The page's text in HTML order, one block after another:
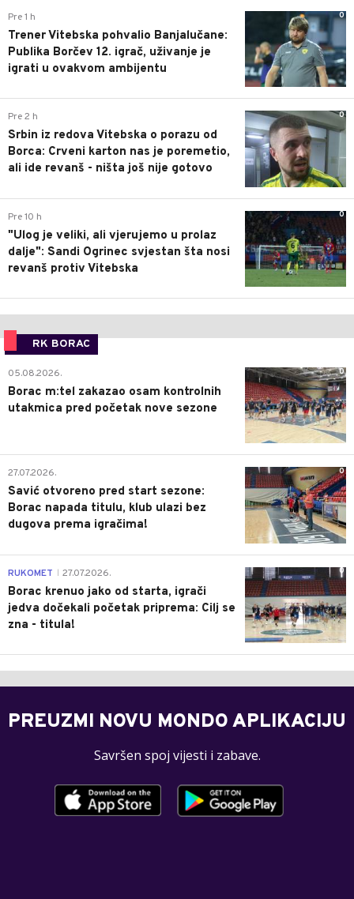
0
Pre 1 h
Trener Vitebska pohvalio Banjalučane:
Publika Borčev 12. igrač, uživanje je
igrati u ovakvom ambijentu
0
Pre 2 h
Srbin iz redova Vitebska o porazu od
Borca: Crveni karton nas je poremetio,
ali ide revanš - ništa još nije gotovo
0
Pre 10 h
"Ulog je veliki, ali vjerujemo u prolaz
dalje": Sandi Ogrinec svjestan šta nosi
revanš protiv Vitebska
RK BORAC
0
05.08.2026.
Borac m:tel zakazao osam kontrolnih
utakmica pred početak nove sezone
0
27.07.2026.
Savić otvoreno pred start sezone:
Borac napada titulu, klub ulazi bez
dugova prema igračima!
0
RUKOMET 27.07.2026.
Borac krenuo jako od starta, igrači
jedva dočekali početak priprema: Cilj se
zna - titula!
PREUZMI NOVU MONDO APLIKACIJU
Savršen spoj vijesti i zabave.